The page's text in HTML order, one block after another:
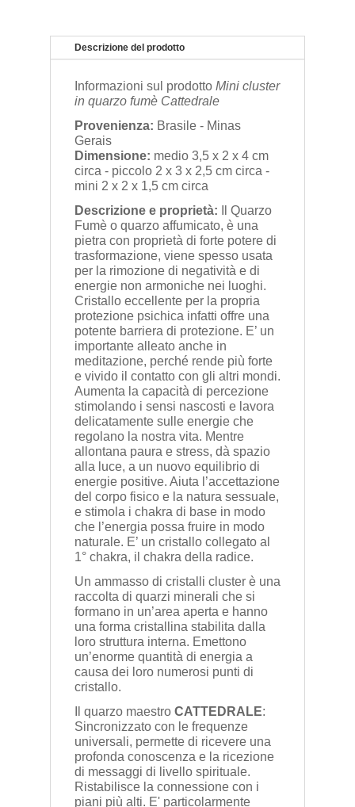
Descrizione del prodotto
Informazioni sul prodotto Mini cluster
in quarzo fumè Cattedrale
Provenienza: Brasile - Minas
Gerais
Dimensione: medio 3,5 x 2 x 4 cm
circa - piccolo 2 x 3 x 2,5 cm circa -
mini 2 x 2 x 1,5 cm circa
Descrizione e proprietà: Il Quarzo
Fumè o quarzo affumicato, è una
pietra con proprietà di forte potere di
trasformazione, viene spesso usata
per la rimozione di negatività e di
energie non armoniche nei luoghi.
Cristallo eccellente per la propria
protezione psichica infatti offre una
potente barriera di protezione. E’ un
importante alleato anche in
meditazione, perché rende più forte
e vivido il contatto con gli altri mondi.
Aumenta la capacità di percezione
stimolando i sensi nascosti e lavora
delicatamente sulle energie che
regolano la nostra vita. Mentre
allontana paura e stress, dà spazio
alla luce, a un nuovo equilibrio di
energie positive. Aiuta l’accettazione
del corpo fisico e la natura sessuale,
e stimola i chakra di base in modo
che l’energia possa fruire in modo
naturale. E’ un cristallo collegato al
1° chakra, il chakra della radice.
Un ammasso di cristalli cluster è una
raccolta di quarzi minerali che si
formano in un’area aperta e hanno
una forma cristallina stabilita dalla
loro struttura interna. Emettono
un’enorme quantità di energia a
causa dei loro numerosi punti di
cristallo.
Il quarzo maestro CATTEDRALE:
Sincronizzato con le frequenze
universali, permette di ricevere una
profonda conoscenza e la ricezione
di messaggi di livello spirituale.
Ristabilisce la connessione con i
piani più alti. E' particolarmente